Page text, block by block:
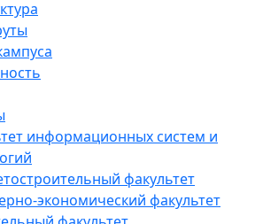
информационных систем и
факультет
экономический факультет